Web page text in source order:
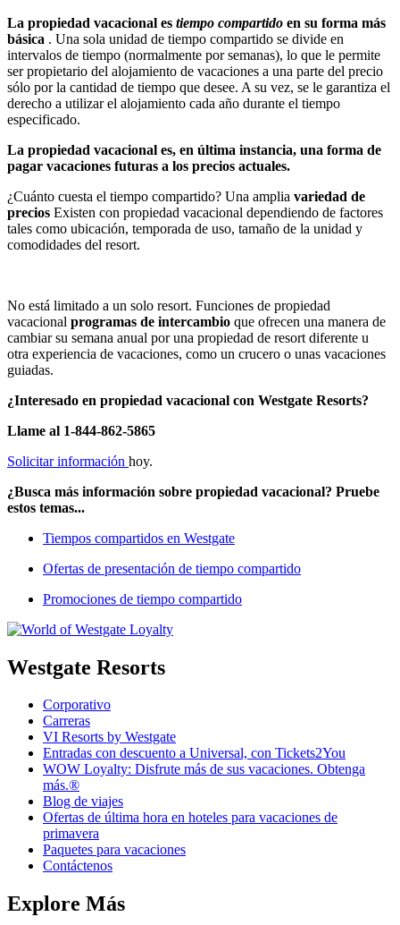
La propiedad vacacional es tiempo compartido en su forma más
básica . Una sola unidad de tiempo compartido se divide en
intervalos de tiempo (normalmente por semanas), lo que le permite
ser propietario del alojamiento de vacaciones a una parte del precio
sólo por la cantidad de tiempo que desee. A su vez, se le garantiza el
derecho a utilizar el alojamiento cada año durante el tiempo
especificado.
La propiedad vacacional es, en última instancia, una forma de
pagar vacaciones futuras a los precios actuales.
¿Cuánto cuesta el tiempo compartido? Una amplia variedad de
precios Existen con propiedad vacacional dependiendo de factores
tales como ubicación, temporada de uso, tamaño de la unidad y
comodidades del resort.
No está limitado a un solo resort. Funciones de propiedad
vacacional programas de intercambio que ofrecen una manera de
cambiar su semana anual por una propiedad de resort diferente u
otra experiencia de vacaciones, como un crucero o unas vacaciones
guiadas.
¿Interesado en propiedad vacacional con Westgate Resorts?
Llame al 1-844-862-5865
Solicitar información hoy.
¿Busca más información sobre propiedad vacacional? Pruebe
estos temas...
Tiempos compartidos en Westgate
Ofertas de presentación de tiempo compartido
Promociones de tiempo compartido
Westgate Resorts
Corporativo
Carreras
VI Resorts by Westgate
Entradas con descuento a Universal, con Tickets2You
WOW Loyalty: Disfrute más de sus vacaciones. Obtenga
más.®
Blog de viajes
Ofertas de última hora en hoteles para vacaciones de
primavera
Paquetes para vacaciones
Contáctenos
Explore Más